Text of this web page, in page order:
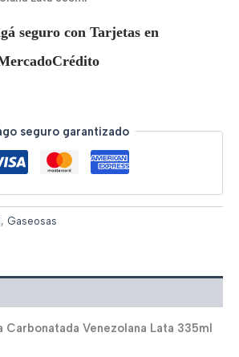
seguro con Tarjetas en
seguro garantizado
, Gaseosas
Carbonatada Venezolana Lata 335ml